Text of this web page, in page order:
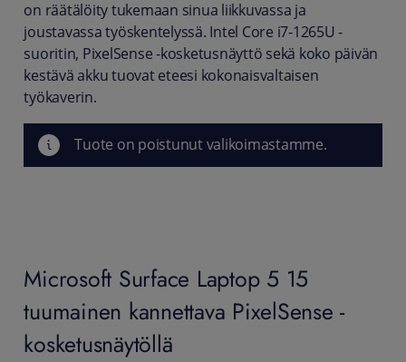
on räätälöity tukemaan sinua liikkuvassa ja
joustavassa työskentelyssä. Intel Core i7-1265U -
suoritin, PixelSense -kosketusnäyttö sekä koko päivän
kestävä akku tuovat eteesi kokonaisvaltaisen
työkaverin.
Tuote on poistunut valikoimastamme.
Microsoft Surface Laptop 5 15
tuumainen kannettava PixelSense -
kosketusnäytöllä